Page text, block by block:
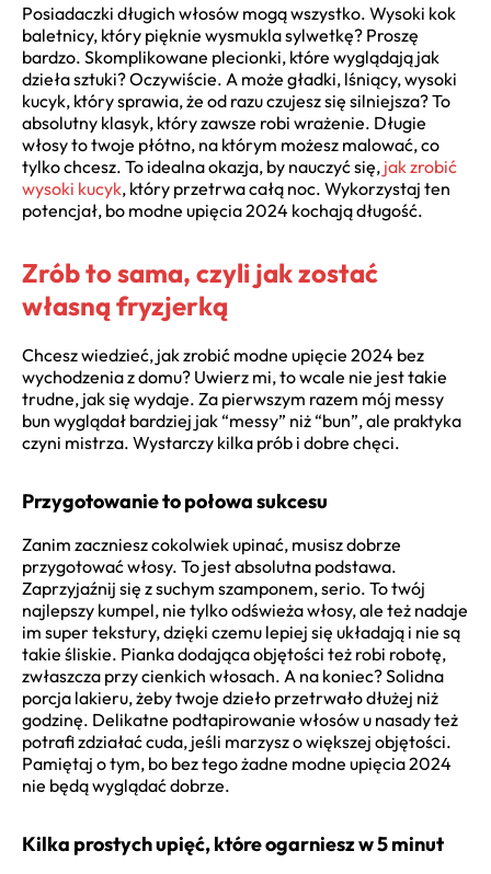
Posiadaczki długich włosów mogą wszystko. Wysoki kok
baletnicy, który pięknie wysmukla sylwetkę? Proszę
bardzo. Skomplikowane plecionki, które wyglądają jak
dzieła sztuki? Oczywiście. A może gładki, lśniący, wysoki
kucyk, który sprawia, że od razu czujesz się silniejsza? To
absolutny klasyk, który zawsze robi wrażenie. Długie
włosy to twoje płótno, na którym możesz malować, co
tylko chcesz. To idealna okazja, by nauczyć się, jak zrobić
wysoki kucyk, który przetrwa całą noc. Wykorzystaj ten
potencjał, bo modne upięcia 2024 kochają długość.
Zrób to sama, czyli jak zostać
własną fryzjerką
Chcesz wiedzieć, jak zrobić modne upięcie 2024 bez
wychodzenia z domu? Uwierz mi, to wcale nie jest takie
trudne, jak się wydaje. Za pierwszym razem mój messy
bun wyglądał bardziej jak “messy” niż “bun”, ale praktyka
czyni mistrza. Wystarczy kilka prób i dobre chęci.
Przygotowanie to połowa sukcesu
Zanim zaczniesz cokolwiek upinać, musisz dobrze
przygotować włosy. To jest absolutna podstawa.
Zaprzyjaźnij się z suchym szamponem, serio. To twój
najlepszy kumpel, nie tylko odświeża włosy, ale też nadaje
im super tekstury, dzięki czemu lepiej się układają i nie są
takie śliskie. Pianka dodająca objętości też robi robotę,
zwłaszcza przy cienkich włosach. A na koniec? Solidna
porcja lakieru, żeby twoje dzieło przetrwało dłużej niż
godzinę. Delikatne podtapirowanie włosów u nasady też
potrafi zdziałać cuda, jeśli marzysz o większej objętości.
Pamiętaj o tym, bo bez tego żadne modne upięcia 2024
nie będą wyglądać dobrze.
Kilka prostych upięć, które ogarniesz w 5 minut